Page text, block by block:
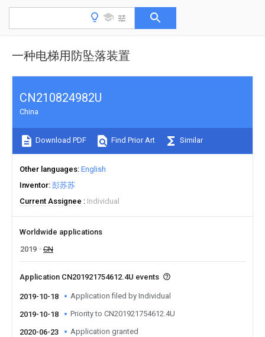
一种电梯用防坠落装置
CN210824982U
China
Download PDF Find Prior Art Similar
Other languages English
Inventor 彭苏苏
Current Assignee
Individual
Worldwide applications
2019
CN
Application CN201921754612.4U events
2019-10-18 Application filed by Individual
2019-10-18 Priority to CN201921754612.4U
2020-06-23 Application granted